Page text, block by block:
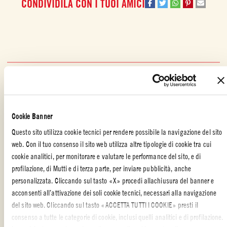
Cookie Banner
Questo sito utilizza cookie tecnici per rendere possibile la navigazione del sito
web. Con il tuo consenso il sito web utilizza altre tipologie di cookie tra cui
cookie analitici, per monitorare e valutare le performance del sito, e di
profilazione, di Mutti e di terza parte, per inviare pubblicità, anche
personalizzata. Cliccando sul tasto «X» procedi allachiusura del banner e
acconsenti all’attivazione dei soli cookie tecnici, necessari alla navigazione
del sito web. Cliccando sul tasto «ACCETTA TUTTI I COOKIE» presti il
consenso a tutte le categorie di cookie, inclusi quelli analitici e di profilazione.
CONDIVIDILA CON I TUOI AMICI
ALTRE RICETTE REALIZZATE CON